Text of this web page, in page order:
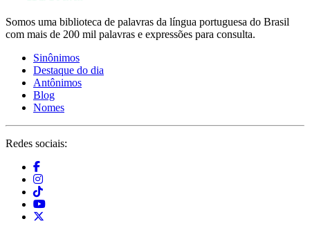
Somos uma biblioteca de palavras da língua portuguesa do Brasil
com mais de 200 mil palavras e expressões para consulta.
Sinônimos
Destaque do dia
Antônimos
Blog
Nomes
Redes sociais: